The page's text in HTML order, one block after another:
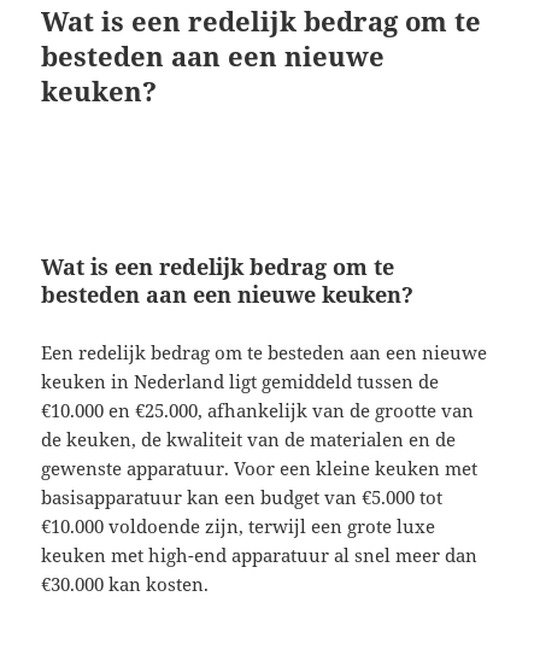
Wat is een redelijk bedrag om te
besteden aan een nieuwe
keuken?
Wat is een redelijk bedrag om te
besteden aan een nieuwe keuken?
Een redelijk bedrag om te besteden aan een nieuwe
keuken in Nederland ligt gemiddeld tussen de
€10.000 en €25.000, afhankelijk van de grootte van
de keuken, de kwaliteit van de materialen en de
gewenste apparatuur. Voor een kleine keuken met
basisapparatuur kan een budget van €5.000 tot
€10.000 voldoende zijn, terwijl een grote luxe
keuken met high-end apparatuur al snel meer dan
€30.000 kan kosten.